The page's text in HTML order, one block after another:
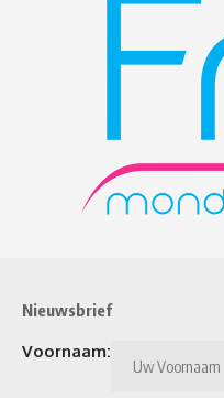
Nieuwsbrief
Voornaam: